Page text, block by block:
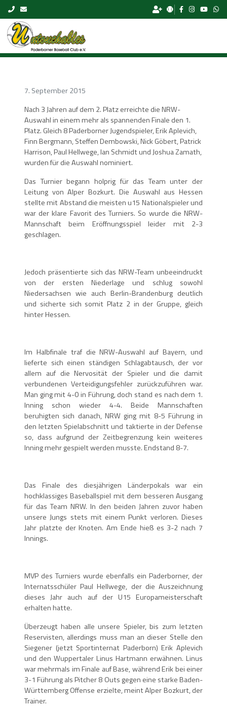
Skip to content
7. September 2015
Nach 3 Jahren auf dem 2. Platz erreichte die NRW-
Auswahl in einem mehr als spannenden Finale den 1.
Platz. Gleich 8 Paderborner Jugendspieler, Erik Aplevich,
Finn Bergmann, Steffen Dembowski, Nick Göbert, Patrick
Harrison, Paul Hellwege, Ian Schmidt und Joshua Zamath,
wurden für die Auswahl nominiert.
Das Turnier begann holprig für das Team unter der
Leitung von Alper Bozkurt. Die Auswahl aus Hessen
stellte mit Abstand die meisten u15 Nationalspieler und
war der klare Favorit des Turniers. So wurde die NRW-
Mannschaft beim Eröffnungsspiel leider mit 2-3
geschlagen.
Jedoch präsentierte sich das NRW-Team unbeeindruckt
von der ersten Niederlage und schlug sowohl
Niedersachsen wie auch Berlin-Brandenburg deutlich
und sicherte sich somit Platz 2 in der Gruppe, gleich
hinter Hessen.
Im Halbfinale traf die NRW-Auswahl auf Bayern, und
lieferte sich einen ständigen Schlagabtausch, der vor
allem auf die Nervosität der Spieler und die damit
verbundenen Verteidigungsfehler zurückzuführen war.
Man ging mit 4-0 in Führung, doch stand es nach dem 1.
Inning schon wieder 4-4. Beide Mannschaften
beruhigten sich danach, NRW ging mit 8-5 Führung in
den letzten Spielabschnitt und taktierte in der Defense
so, dass aufgrund der Zeitbegrenzung kein weiteres
Inning mehr gespielt werden musste. Endstand 8-7.
Das Finale des diesjährigen Länderpokals war ein
hochklassiges Baseballspiel mit dem besseren Ausgang
für das Team NRW. In den beiden Jahren zuvor haben
unsere Jungs stets mit einem Punkt verloren. Dieses
Jahr platzte der Knoten. Am Ende hieß es 3-2 nach 7
Innings.
MVP des Turniers wurde ebenfalls ein Paderborner, der
Internatsschüler Paul Hellwege, der die Auszeichnung
dieses Jahr auch auf der U15 Europameisterschaft
erhalten hatte.
Überzeugt haben alle unsere Spieler, bis zum letzten
Reservisten, allerdings muss man an dieser Stelle den
Siegener (jetzt Sportinternat Paderborn) Erik Aplevich
und den Wuppertaler Linus Hartmann erwähnen. Linus
war mehrmals im Finale auf Base, während Erik bei einer
3-1 Führung als Pitcher 8 Outs gegen eine starke Baden-
Württemberg Offense erzielte, meint Alper Bozkurt, der
Trainer.